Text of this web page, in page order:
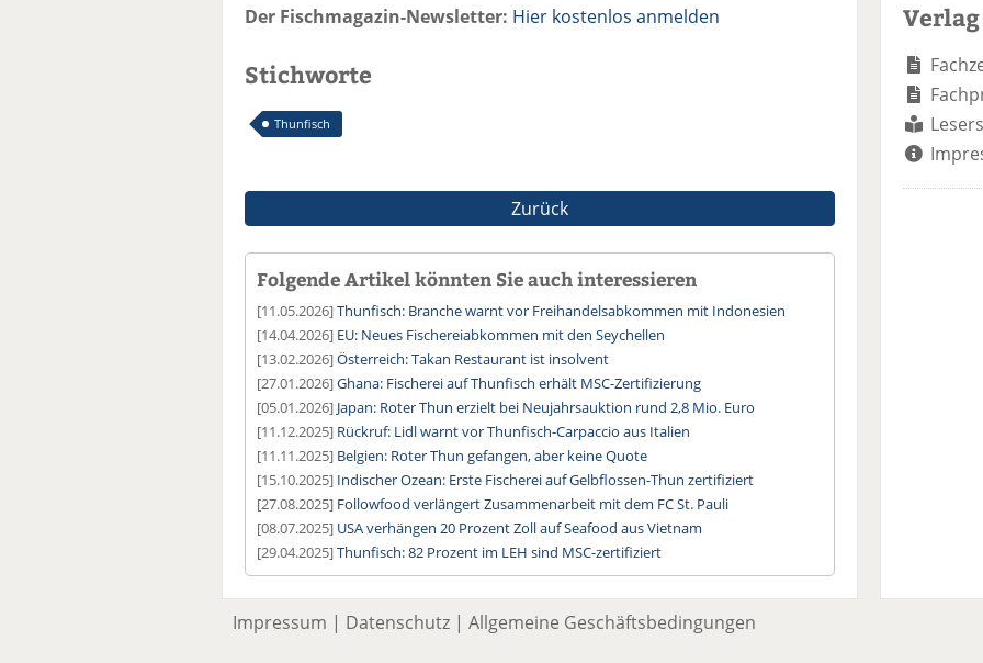
Der Fischmagazin-Newsletter: Hier kostenlos anmelden
Stichworte
Thunfisch
Zurück
Folgende Artikel könnten Sie auch interessieren
[11.05.2026]Thunfisch: Branche warnt vor Freihandelsabkommen mit Indonesien
[14.04.2026] EU: Neues Fischereiabkommen mit den Seychellen
[13.02.2026]Österreich: Takan Restaurant ist insolvent
[27.01.2026]Ghana: Fischerei auf Thunfisch erhält MSC-Zertifizierung
[05.01.2026] Japan: Roter Thun erzielt bei Neujahrsauktion rund 2,8 Mio. Euro
[11.12.2025] Rückruf: Lidl warnt vor Thunfisch-Carpaccio aus Italien
[11.11.2025] Belgien: Roter Thun gefangen, aber keine Quote
[15.10.2025] Indischer Ozean: Erste Fischerei auf Gelbflossen-Thun zertifiziert
[27.08.2025] Followfood verlängert Zusammenarbeit mit dem FC St. Pauli
[08.07.2025] USA verhängen 20 Prozent Zoll auf Seafood aus Vietnam
[29.04.2025]Thunfisch: 82 Prozent im LEH sind MSC-zertifiziert
Verlag
Impressum | Datenschutz | Allgemeine Geschäftsbedingungen